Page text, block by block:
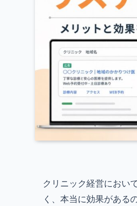
クリニック経営におい
く、本当に効果がある